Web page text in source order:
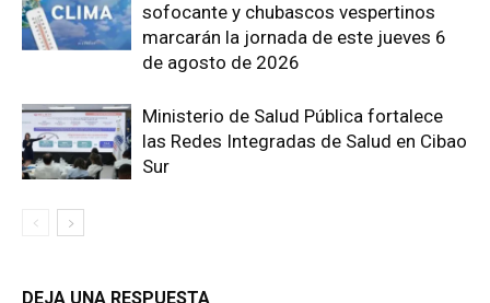
sofocante y chubascos vespertinos
marcarán la jornada de este jueves 6
de agosto de 2026
Ministerio de Salud Pública fortalece
las Redes Integradas de Salud en Cibao
Sur
DEJA UNA RESPUESTA